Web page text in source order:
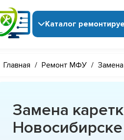
Каталог
Главная / Ремонт МФУ /
Замена
Новосибирске